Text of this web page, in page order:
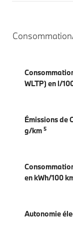
WLTP) en l/
Émissions de
g/km 5
en kWh/100
Autonomie